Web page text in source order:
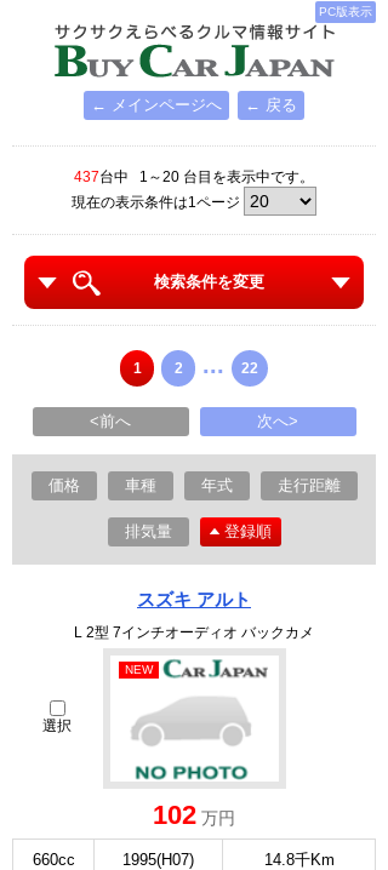
PC版表示
← メインページへ ← 戻る
437台中 1～20 台目を表示中です。
現在の表示条件は1ページ
検索条件を変更
1 2 ... 22
<前へ 次へ>
価格 車種 年式 走行距離
排気量 登録順
スズキ アルト
L 2型 7インチオーディオ バックカメ
選択
NEW
102 万円
660cc 1995(H07) 14.8千Km